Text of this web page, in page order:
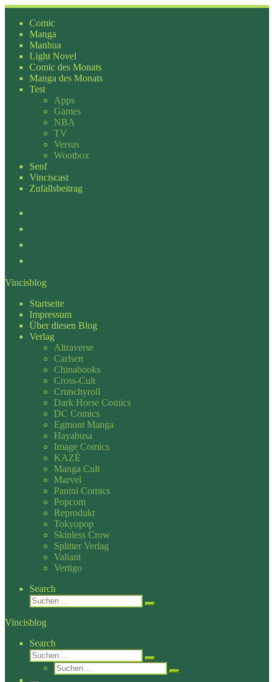
Zum
Inhalt
springen
Comic
Manga
Manhua
Light Novel
Comic des Monats
Manga des Monats
Test
Apps
Games
NBA
TV
Versus
Wootbox
Senf
Vinciscast
Zufallsbeitrag
Vincisblog
Startseite
Impressum
Über diesen Blog
Verlag
Altraverse
Carlsen
Chinabooks
Cross-Cult
Crunchyroll
Dark Horse Comics
DC Comics
Egmont Manga
Hayabusa
Image Comics
KAZÉ
Manga Cult
Marvel
Panini Comics
Popcom
Reprodukt
Tokyopop
Skinless Crow
Splitter Verlag
Valiant
Vertigo
Search
Suche
Suchen …
Vincisblog
Search
Suche
Suchen …
Suche
Suchen …